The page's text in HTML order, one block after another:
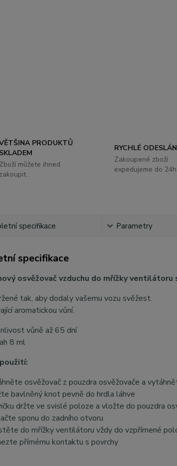
PRODUKTŮ
SKLADEM
Zboží můžete ihned
zakoupit.
RYCHLÉ
Zakoupené zboží
expedujeme do 24h.
specifikace Parametry
specifikace
osvěžovač vzduchu do mřížky ventilátoru
tak, aby dodaly
aromatickou vůní.
vůně až 65 dní
8 ml
osvěžovač z pouzdra osvěžovače a
bavlněný knot pevně do hrdla láhve
držte ve svislé poloze a vložte do pouzdra
sponu do zadního otvoru
do mřížky ventilátoru vždy do vzpřímené
přímému kontaktu s povrchy